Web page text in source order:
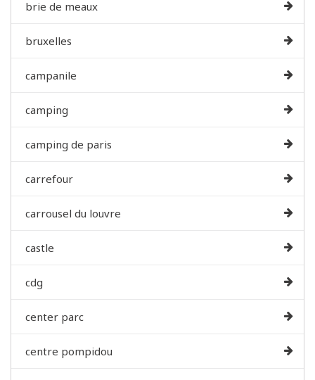
brie de meaux
bruxelles
campanile
camping
camping de paris
carrefour
carrousel du louvre
castle
cdg
center parc
centre pompidou